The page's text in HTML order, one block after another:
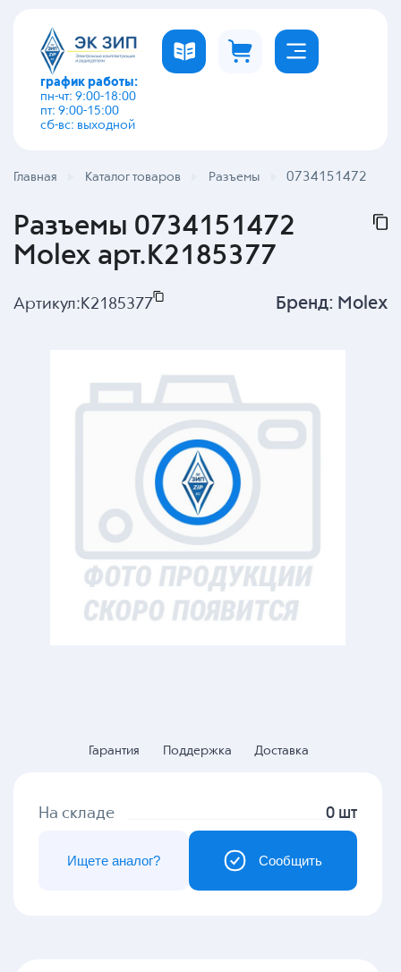
график работы:
пн-чт: 9:00-18:00
пт: 9:00-15:00
сб-вс: выходной
Главная Каталог товаров Разъемы 0734151472
Разъемы 0734151472
Molex арт.K2185377
Артикул: K2185377 Бренд: Molex
Гарантия Поддержка Доставка
На складе 0 шт
Сообщить
Ищете аналог?